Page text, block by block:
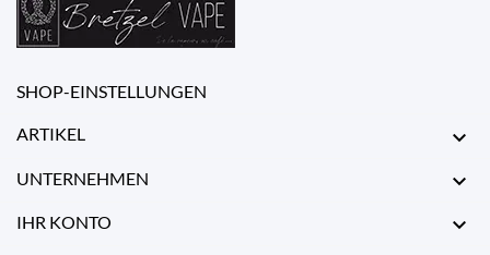
SHOP-EINSTELLUNGEN
ARTIKEL 
UNTERNEHMEN 
IHR KONTO 